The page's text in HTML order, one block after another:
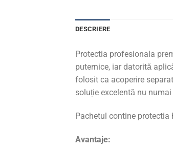
DESCRIERE
Protectia profesionala
puternice, iar datorită
folosit ca acoperire
soluție excelentă nu
Pachetul contine protectia
Avantaje: